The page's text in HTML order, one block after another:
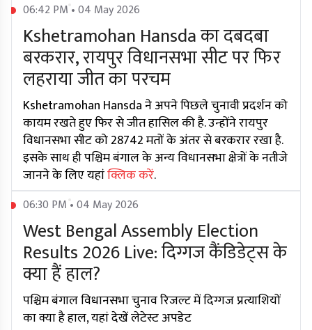
06:42 PM • 04 May 2026
Kshetramohan Hansda का दबदबा
बरकरार, रायपुर विधानसभा सीट पर फिर
लहराया जीत का परचम
Kshetramohan Hansda ने अपने पिछले चुनावी प्रदर्शन को
कायम रखते हुए फिर से जीत हासिल की है. उन्होंने रायपुर
विधानसभा सीट को 28742 मतों के अंतर से बरकरार रखा है.
इसके साथ ही पश्चिम बंगाल के अन्य विधानसभा क्षेत्रों के नतीजे
जानने के लिए यहांक्लिक करें.
06:30 PM • 04 May 2026
West Bengal Assembly Election
Results 2026 Live: दिग्गज कैंडिडेट्स के
क्या हैं हाल?
पश्चिम बंगाल विधानसभा चुनाव रिजल्ट में दिग्गज प्रत्याशियों
का क्या है हाल, यहां देखें लेटेस्ट अपडेट